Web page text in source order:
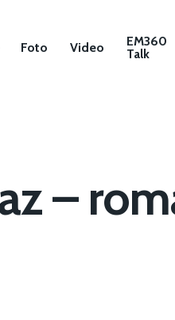
Foto Video
EM360
Talk
–